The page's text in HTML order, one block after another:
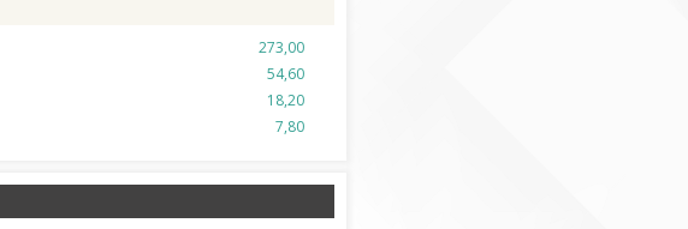
273,00
54,60
18,20
7,80